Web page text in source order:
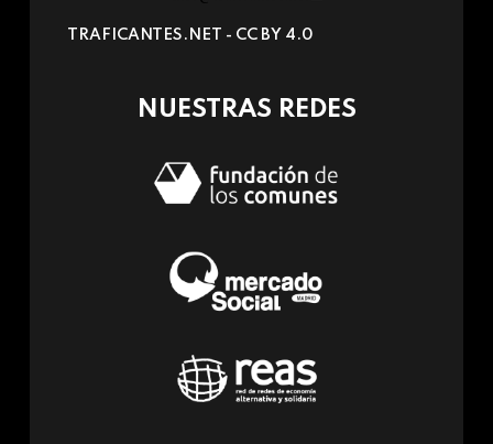
e-
TRAFICANTES.NET - CC BY 4.0
NUESTRAS REDES